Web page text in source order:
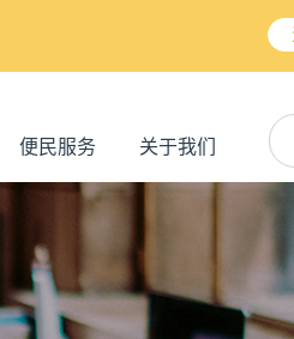
便民服务 关于我们